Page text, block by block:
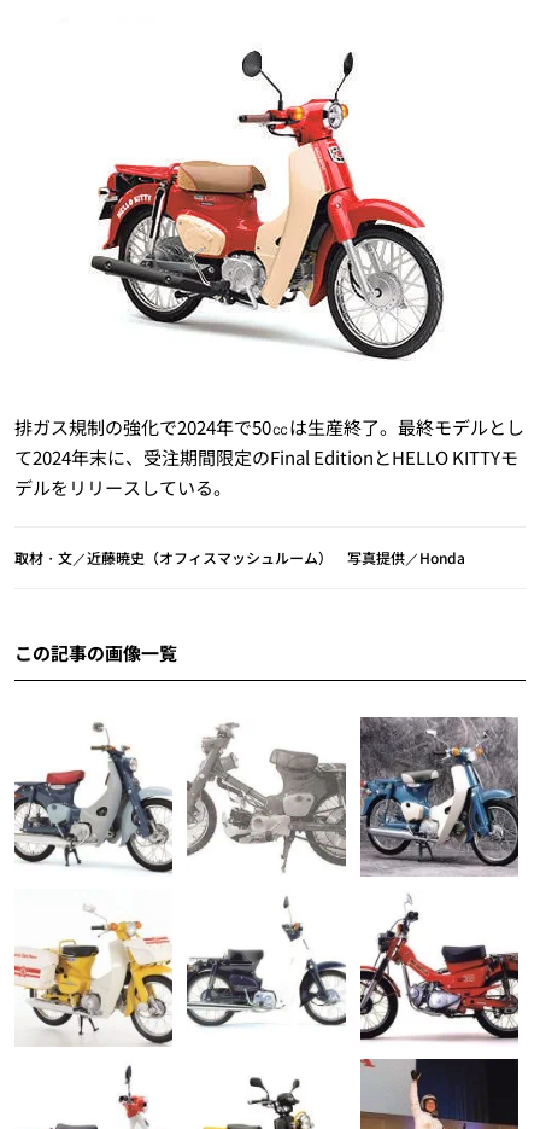
排ガス規制の強化で2024年で50㏄は生産終了。最終モデルとし
て2024年末に、受注期間限定のFinal EditionとHELLO KITTYモ
デルをリリースしている。
取材・文／近藤暁史（オフィスマッシュルーム） 写真提供／Honda
この記事の画像一覧